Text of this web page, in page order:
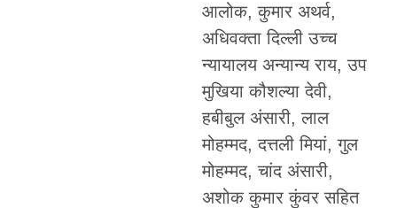
आलोक, कुमार अथर्व,
अधिवक्ता दिल्ली उच्च
न्यायालय अन्यान्य राय, उप
मुखिया कौशल्या देवी,
हबीबुल अंसारी, लाल
मोहम्मद, दत्तली मियां, गुल
मोहम्मद, चांद अंसारी,
अशोक कुमार कुंवर सहित